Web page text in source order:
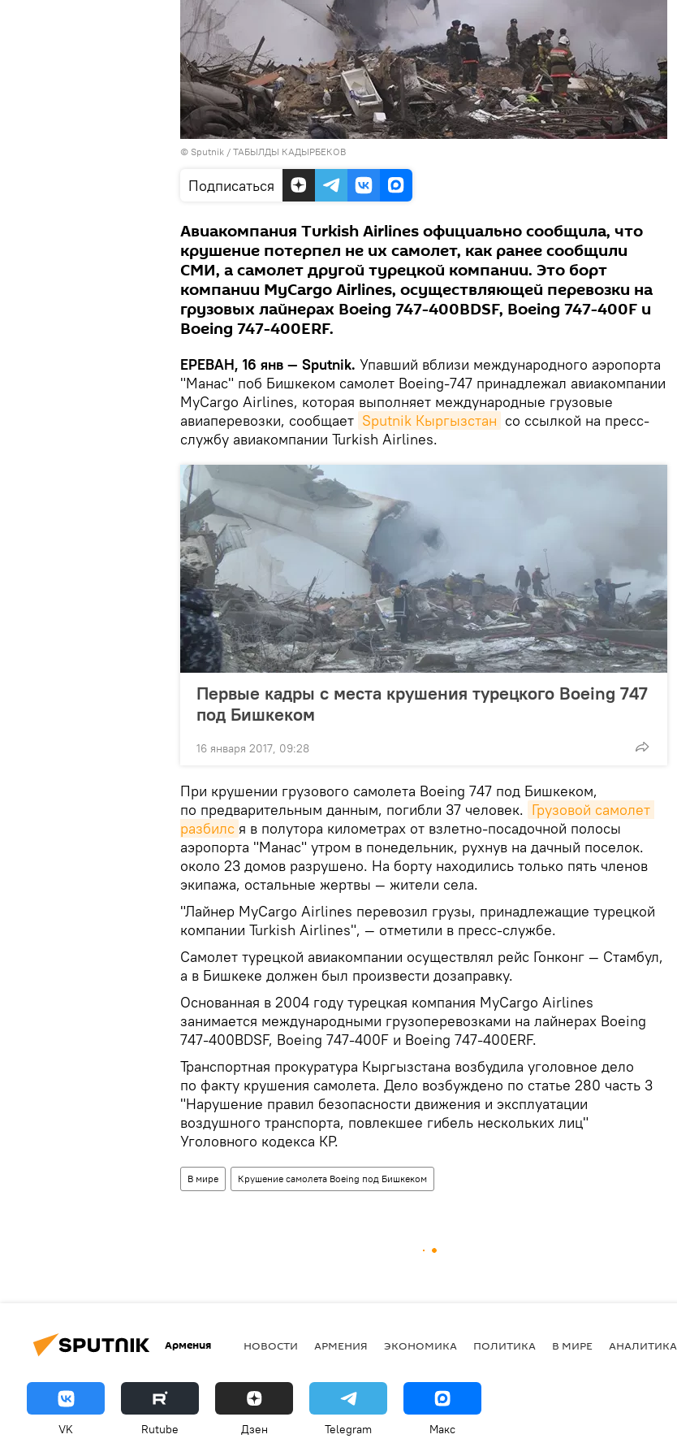
© Sputnik / ТАБЫЛДЫ КАДЫРБЕКОВ
Подписаться
Авиакомпания Turkish Airlines официально сообщила, что
крушение потерпел не их самолет, как ранее сообщили
СМИ, а самолет другой турецкой компании. Это борт
компании MyCargo Airlines, осуществляющей перевозки на
грузовых лайнерах Boeing 747-400BDSF, Boeing 747-400F и
Boeing 747-400ERF.
ЕРЕВАН, 16 янв — Sputnik. Упавший вблизи международного аэропорта
"Манас" поб Бишкеком самолет Boeing-747 принадлежал авиакомпании
MyCargo Airlines, которая выполняет международные грузовые
авиаперевозки, сообщает Sputnik Кыргызстан со ссылкой на пресс-
службу авиакомпании Turkish Airlines.
Первые кадры с места крушения турецкого Boeing 747
под Бишкеком
16 января 2017, 09:28
При крушении грузового самолета Boeing 747 под Бишкеком,
по предварительным данным, погибли 37 человек. Грузовой самолет
разбилс я в полутора километрах от взлетно-посадочной полосы
аэропорта "Манас" утром в понедельник, рухнув на дачный поселок.
около 23 домов разрушено. На борту находились только пять членов
экипажа, остальные жертвы — жители села.
"Лайнер MyCargo Airlines перевозил грузы, принадлежащие турецкой
компании Turkish Airlines", — отметили в пресс-службе.
Самолет турецкой авиакомпании осуществлял рейс Гонконг — Стамбул,
а в Бишкеке должен был произвести дозаправку.
Основанная в 2004 году турецкая компания MyCargo Airlines
занимается международными грузоперевозками на лайнерах Boeing
747-400BDSF, Boeing 747-400F и Boeing 747-400ERF.
Транспортная прокуратура Кыргызстана возбудила уголовное дело
по факту крушения самолета. Дело возбуждено по статье 280 часть 3
"Нарушение правил безопасности движения и эксплуатации
воздушного транспорта, повлекшее гибель нескольких лиц"
Уголовного кодекса КР.
В мире Крушение самолета Boeing под Бишкеком
Армения НОВОСТИ АРМЕНИЯ ЭКОНОМИКА ПОЛИТИКА В МИРЕ АНАЛИТИКА
VK Rutube Дзен Telegram Макс